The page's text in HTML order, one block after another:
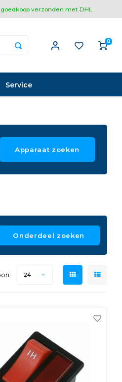
verzonden met DHL
0
Service
Apparaat zoeken
Onderdeel zoeken
24